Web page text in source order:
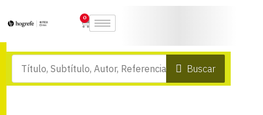
0
Buscar